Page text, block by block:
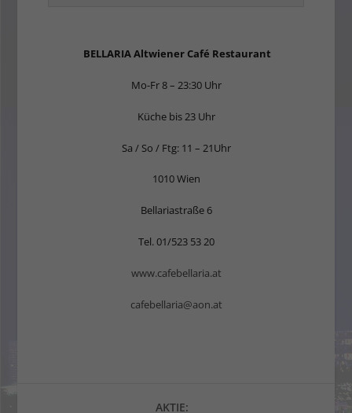
BELLARIA Altwiener Café Restaurant
Mo-Fr 8 – 23:30 Uhr
Küche bis 23 Uhr
Sa / So / Ftg: 11 – 21Uhr
1010 Wien
Bellariastraße 6
Tel. 01/523 53 20
www.cafebellaria.at
cafebellaria@aon.at
AKTIE: